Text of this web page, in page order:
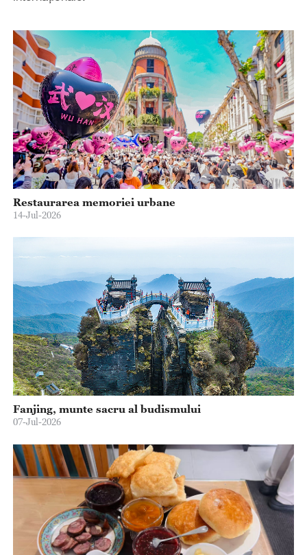
Restaurarea memoriei urbane
14-Jul-2026
Fanjing, munte sacru al budismului
07-Jul-2026